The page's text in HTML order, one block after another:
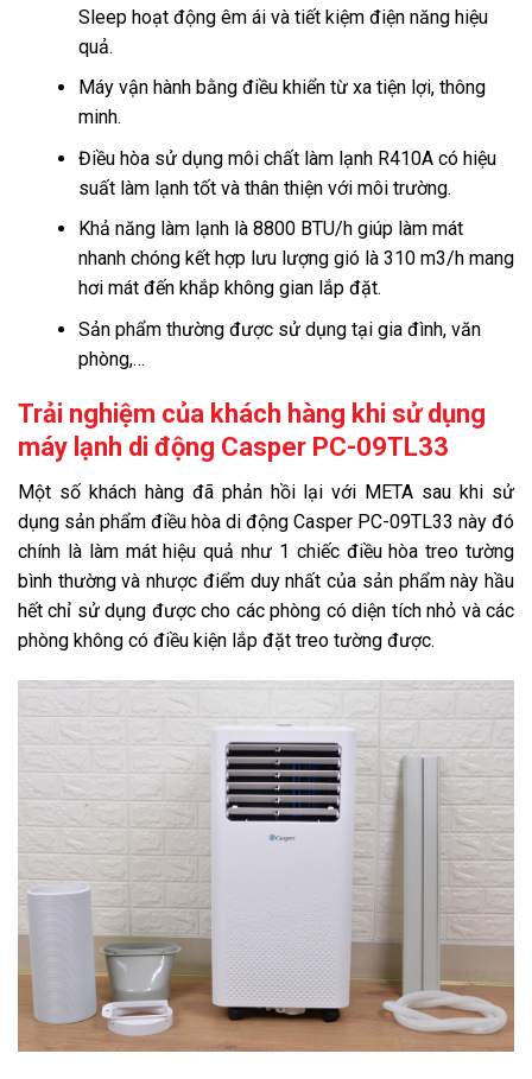
Sleep hoạt động êm ái và tiết kiệm điện năng hiệu
quả.
Máy vận hành bằng điều khiển từ xa tiện lợi, thông
minh.
Điều hòa sử dụng môi chất làm lạnh R410A có hiệu
suất làm lạnh tốt và thân thiện với môi trường.
Khả năng làm lạnh là 8800 BTU/h giúp làm mát
nhanh chóng kết hợp lưu lượng gió là 310 m3/h mang
hơi mát đến khắp không gian lắp đặt.
Sản phẩm thường được sử dụng tại gia đình, văn
phòng,…
Trải nghiệm của khách hàng khi sử dụng
máy lạnh di động Casper PC-09TL33
Một số khách hàng đã phản hồi lại với META sau khi sử
dụng sản phẩm điều hòa di động Casper PC-09TL33 này đó
chính là làm mát hiệu quả như 1 chiếc điều hòa treo tường
bình thường và nhược điểm duy nhất của sản phẩm này hầu
hết chỉ sử dụng được cho các phòng có diện tích nhỏ và các
phòng không có điều kiện lắp đặt treo tường được.